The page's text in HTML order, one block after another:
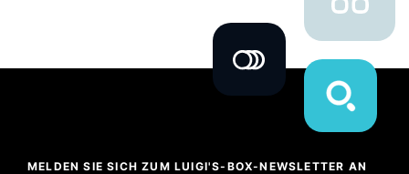
MELDEN SIE SICH ZUM LUIGI'S-BOX-NEWSLETTER AN